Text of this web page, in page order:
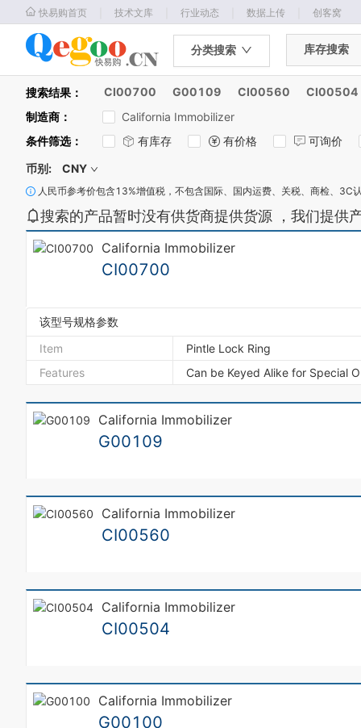
快易购首页 技术文库 行业动态 数据上传 创客窝
分类搜索 库存搜索
搜索结果： CI00700 G00109 CI00560
CI00504
制造商 ：
California Immobilizer
条件筛选： 有库存 有价格
可询价
币别:
CNY
人民币参考价包含13%增值税，不包含国际、国内运费、关税、商检、3C
搜索的产品暂时没有供货商提供货源 ，我们提供
California Immobilizer
CI00700
该型号规格参数
Item
Pintle Lock Ring
Features
Can be Keyed Alike for Special
California Immobilizer
G00109
California Immobilizer
CI00560
California Immobilizer
CI00504
California Immobilizer
G00100